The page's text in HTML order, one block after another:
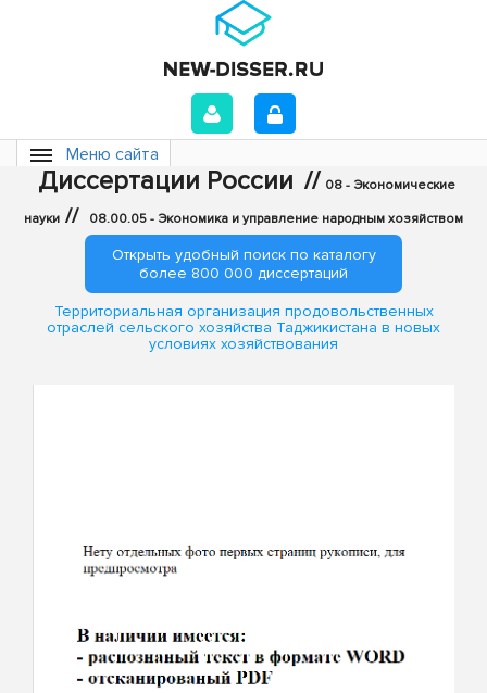
Меню сайта
Диссертации России // 08 - Экономические
науки // 08.00.05 - Экономика и управление народным хозяйством
Открыть удобный поиск по каталогу
более 800 000 диссертаций
Территориальная организация продовольственных
отраслей сельского хозяйства Таджикистана в новых
условиях хозяйствования